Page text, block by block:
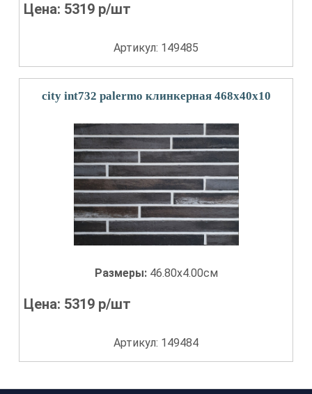
Цена: 5319 р/шт
Артикул: 149485
city int732 palermo клинкерная 468х40х10
Размеры: 46.80x4.00см
Цена: 5319 р/шт
Артикул: 149484